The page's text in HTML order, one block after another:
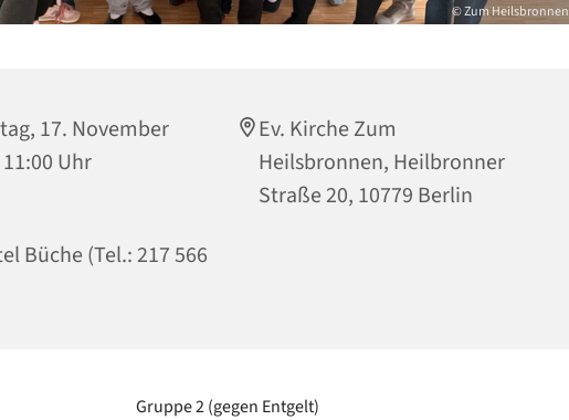
© Zum Heilsbronnen
17. November
Uhr
Ev. Kirche Zum
Heilsbronnen, Heilbronner
Straße 20, 10779 Berlin
Büche (Tel.: 217 566
Gruppe 2 (gegen Entgelt)